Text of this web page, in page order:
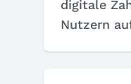
digitale
Nutzern